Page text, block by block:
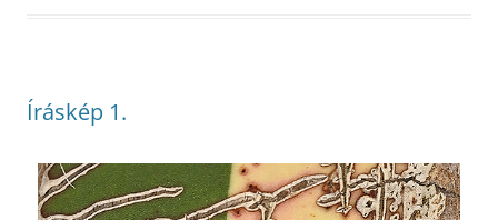
Íráskép 1.